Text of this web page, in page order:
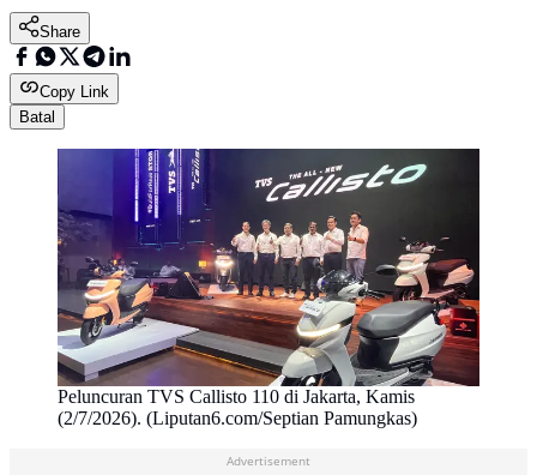
Share
Copy Link
Batal
Peluncuran TVS Callisto 110 di Jakarta, Kamis
(2/7/2026). (Liputan6.com/Septian Pamungkas)
Advertisement